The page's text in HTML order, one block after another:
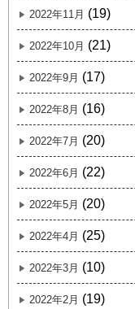
2022年11月 (19)
2022年10月 (21)
2022年9月 (17)
2022年8月 (16)
2022年7月 (20)
2022年6月 (22)
2022年5月 (20)
2022年4月 (25)
2022年3月 (10)
2022年2月 (19)